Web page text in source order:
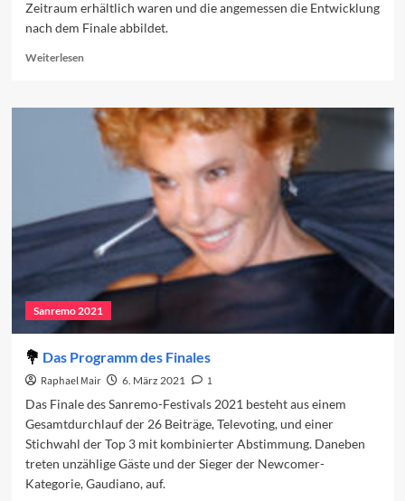
Zeitraum erhältlich waren und die angemessen die Entwicklung
nach dem Finale abbildet.
WeiterlesenRead
Sanremo
den
Charts
(Woche
Sanremo 2021
Das Programm des Finales
Raphael Mair 6. März 2021
1
Das Finale des Sanremo-Festivals 2021 besteht aus einem
Gesamtdurchlauf der 26 Beiträge, Televoting, und einer
Stichwahl der Top 3 mit kombinierter Abstimmung. Daneben
treten unzählige Gäste und der Sieger der Newcomer-
Kategorie, Gaudiano, auf.